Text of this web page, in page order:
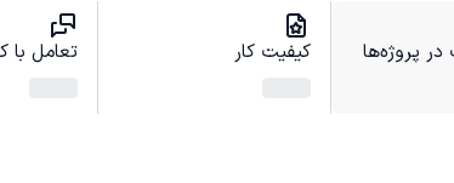
پروژه‌ها کیفیت کار تعامل با